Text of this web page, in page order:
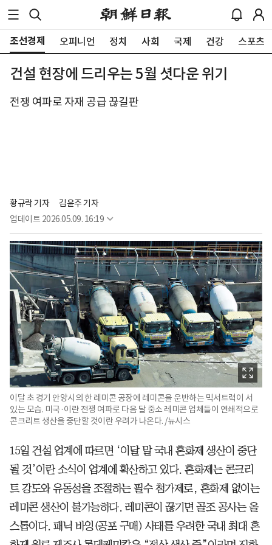
조선경제 오피니언 정치 사회 국제 건강 스포츠
건설 현장에 드리우는 5월 셧다운 위기
전쟁 여파로 자재 공급 끊길판
황규락 기자
김윤주 기자
업데이트 2026.05.09. 16:19
이달 초 경기 안양시의 한 레미콘 공장에 레미콘을 운반하는 믹서트럭이 서
있는 모습. 미국·이란 전쟁 여파로 다음 달 중소 레미콘 업체들이 연쇄적으로
콘크리트 생산을 중단할 것이란 우려가 나온다. /뉴시스
15일 건설 업계에 따르면 ‘이달 말 국내 혼화제 생산이 중단
될 것’이란 소식이 업계에 확산하고 있다. 혼화제는 콘크리
트 강도와 유동성을 조절하는 필수 첨가제로, 혼화제 없이는
레미콘 생산이 불가능하다. 레미콘이 끊기면 골조 공사는 올
스톱이다. 패닉 바잉(공포 구매) 사태를 우려한 국내 최대 혼